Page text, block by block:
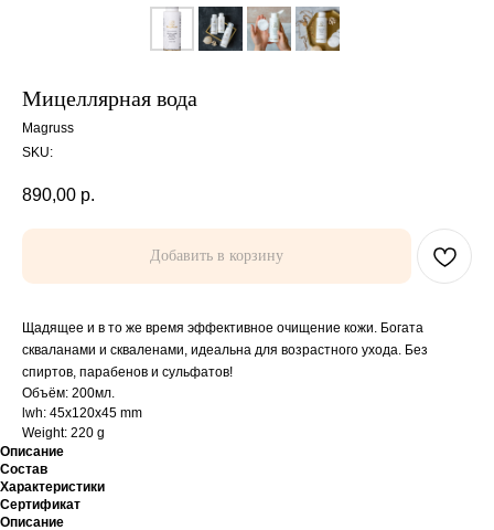
Мицеллярная вода
Magruss
SKU:
890,00 р.
Добавить в корзину
Щадящее и в то же время эффективное очищение кожи. Богата
скваланами и скваленами, идеальна для возрастного ухода. Без
спиртов, парабенов и сульфатов!
Объём: 200мл.
lwh: 45x120x45 mm
Weight: 220 g
Описание
Состав
Характеристики
Сертификат
Описание